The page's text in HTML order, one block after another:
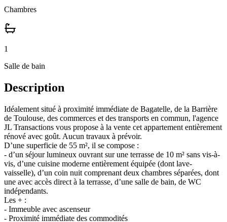
Chambres
1
Salle de bain
Description
Idéalement situé à proximité immédiate de Bagatelle, de la Barrière
de Toulouse, des commerces et des transports en commun, l'agence
JL Transactions vous propose à la vente cet appartement entièrement
rénové avec goût. Aucun travaux à prévoir.
D’une superficie de 55 m², il se compose :
- d’un séjour lumineux ouvrant sur une terrasse de 10 m² sans vis-à-
vis, d’une cuisine moderne entièrement équipée (dont lave-
vaisselle), d’un coin nuit comprenant deux chambres séparées, dont
une avec accès direct à la terrasse, d’une salle de bain, de WC
indépendants.
Les + :
- Immeuble avec ascenseur
- Proximité immédiate des commodités